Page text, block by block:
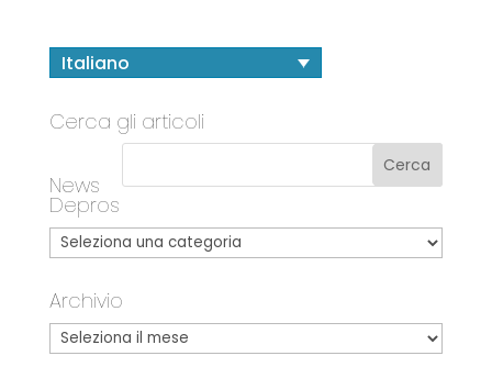
Italiano
Cerca gli articoli
News
Depros
Archivio